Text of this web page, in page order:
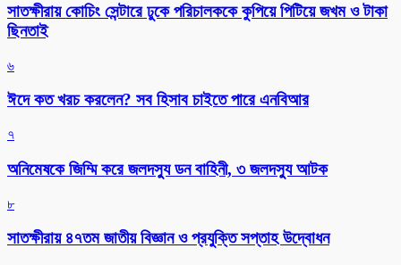
সাতক্ষীরায় কোচিং সেন্টারে ঢুকে পরিচালককে কুপিয়ে পিটিয়ে জখম ও টাকা
ছিনতাই
৬
ঈদে কত খরচ করলেন? সব হিসাব চাইতে পারে এনবিআর
৭
অনিমেষকে জিম্মি করে জলদস্যু ডন বাহিনী, ৩ জলদস্যু আটক
৮
সাতক্ষীরায় ৪৭তম জাতীয় বিজ্ঞান ও প্রযুক্তি সপ্তাহ উদ্বোধন